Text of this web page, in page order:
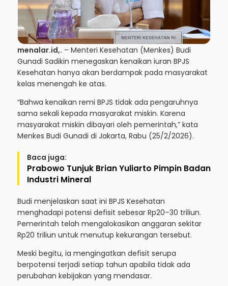
menalar.id,. – Menteri Kesehatan (Menkes) Budi
Gunadi Sadikin menegaskan kenaikan iuran BPJS
Kesehatan hanya akan berdampak pada masyarakat
kelas menengah ke atas.
“Bahwa kenaikan remi BPJS tidak ada pengaruhnya
sama sekali kepada masyarakat miskin. Karena
masyarakat miskin dibayari oleh pemerintah,” kata
Menkes Budi Gunadi di Jakarta, Rabu (25/2/2026).
Baca juga:
Prabowo Tunjuk Brian Yuliarto Pimpin Badan
Industri Mineral
Budi menjelaskan saat ini BPJS Kesehatan
menghadapi potensi defisit sebesar Rp20–30 triliun.
Pemerintah telah mengalokasikan anggaran sekitar
Rp20 triliun untuk menutup kekurangan tersebut.
Meski begitu, ia mengingatkan defisit serupa
berpotensi terjadi setiap tahun apabila tidak ada
perubahan kebijakan yang mendasar.